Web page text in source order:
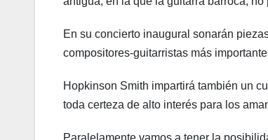
En su concierto inaugural sonarán
compositores-guitarristas más
Hopkinson Smith impartirá también un
toda certeza de alto interés para los